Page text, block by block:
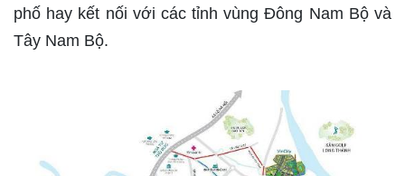
phố hay kết nối với các tỉnh vùng Đông Nam Bộ và
Tây Nam Bộ.